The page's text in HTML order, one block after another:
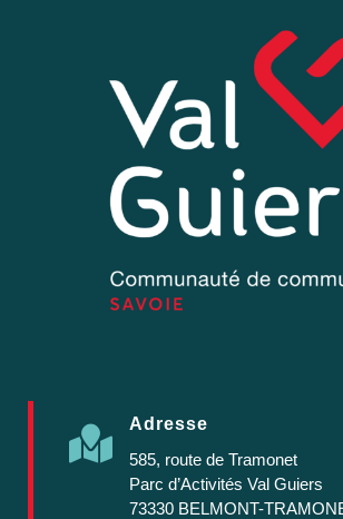

Adresse
585, route de Tramonet
Parc d’Activités Val Guiers
73330 BELMONT-